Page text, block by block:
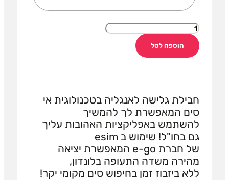
הוספה לסל
חבילת גלישה לאנגליה בטכנולוגית אי
סים המאפשרת לך להמשיך
להשתמש באפליקציות האהובות עליך
גם בחו"ל! שימוש ב esim
של חברת e-go המאפשרת יציאה
מהירה משדה התעופה בלונדון,
ללא ביזבוז זמן בחיפוש סים מקומי יקר!